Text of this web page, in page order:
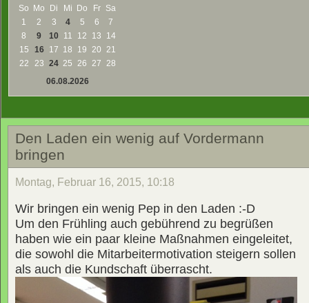
So Mo Di Mi Do Fr
Sa
1
2 3 4 5 6
7
8
9 10 11 12 13
14
15
16 17 18 19 20 21
22
23 24 25 26 27 28
06.08.2026
Den Laden ein wenig auf Vordermann
bringen
Montag, Februar 16, 2015, 10:18
Wir bringen ein wenig Pep in den Laden :-D
Um den Frühling auch gebührend zu begrüßen
haben wie ein paar kleine Maßnahmen eingeleitet,
die sowohl die Mitarbeitermotivation steigern sollen
als auch die Kundschaft überrascht.